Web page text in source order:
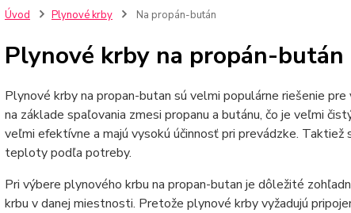
Úvod Plynové krby Na propán-bután
Plynové krby na propán-bután
Plynové krby na propan-butan sú velmi populárne riešenie
na základe spaľovania zmesi propanu a butánu, čo je veľmi
veľmi efektívne a majú vysokú účinnosť pri prevádzke.
teploty podľa potreby.
Pri výbere plynového krbu na propan-butan je dôležité
krbu v danej miestnosti. Pretože plynové krby vyžadujú